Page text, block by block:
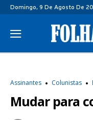
Domingo, 9 De Agosto De
Assinantes Colunistas
Mudar para